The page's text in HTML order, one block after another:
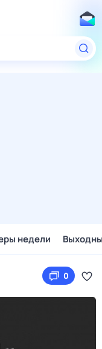
недели
0